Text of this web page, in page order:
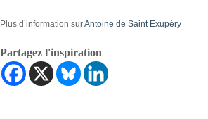
Plus d’information surAntoine de Saint Exupéry
Partagez l'inspiration